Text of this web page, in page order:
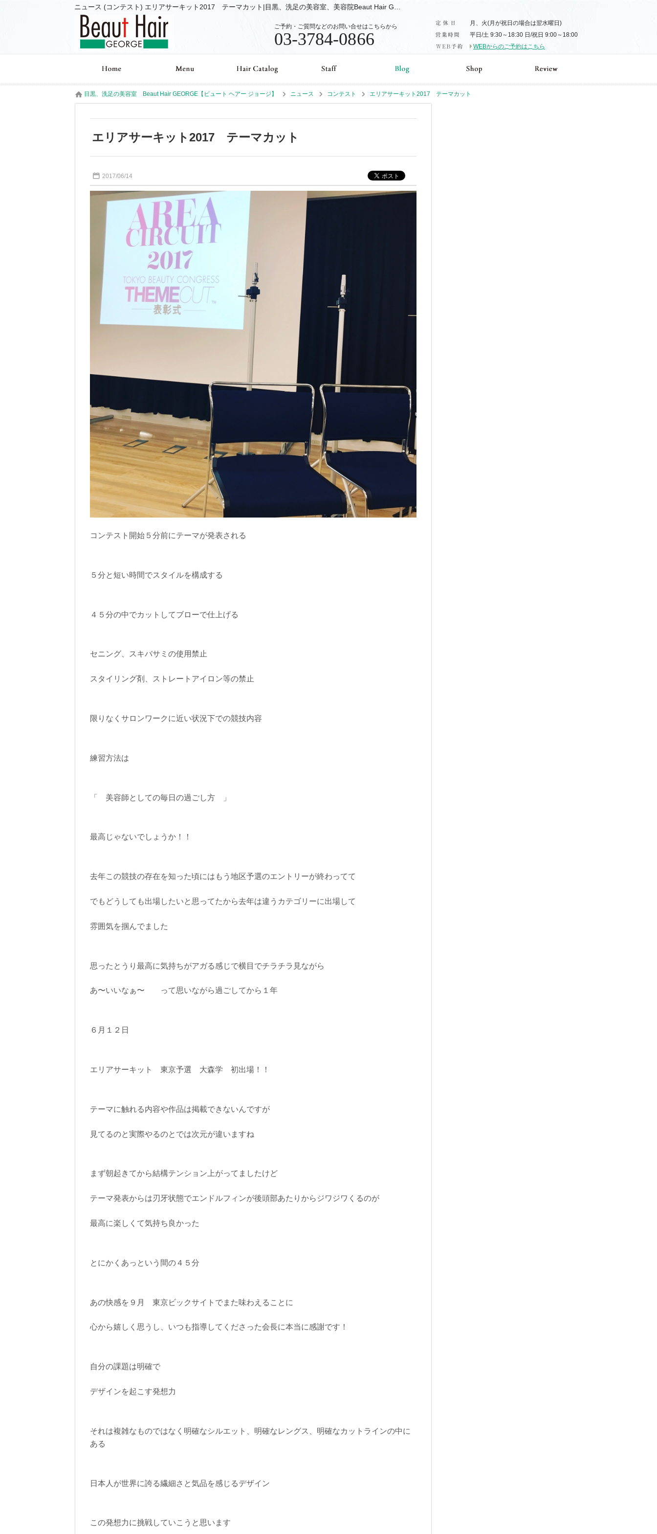
月、火(月が祝日の場合は翌水曜日)
平日/土 9:30～18:30 日/祝日 9:00～18:00
WEBからのご予約はこちら
ご予約・ご質問などのお問い合せはこちらから
03-3784-0866
目黒、洗足の美容室 Beaut Hair GEORGE【ビュート ヘアー ジョージ】 ニュース コンテスト エリアサーキット2017 テーマカット
エリアサーキット2017 テーマカット
2017/06/14
コンテスト開始５分前にテーマが発表される
５分と短い時間でスタイルを構成する
４５分の中でカットしてブローで仕上げる
セニング、スキバサミの使用禁止
スタイリング剤、ストレートアイロン等の禁止
限りなくサロンワークに近い状況下での競技内容
練習方法は
「 美容師としての毎日の過ごし方 」
最高じゃないでしょうか！！
去年この競技の存在を知った頃にはもう地区予選のエントリーが終わってて
でもどうしても出場したいと思ってたから去年は違うカテゴリーに出場して
雰囲気を掴んでました
思ったとうり最高に気持ちがアガる感じで横目でチラチラ見ながら
あ〜いいなぁ〜 って思いながら過ごしてから１年
６月１２日
エリアサーキット 東京予選 大森学 初出場！！
テーマに触れる内容や作品は掲載できないんですが
見てるのと実際やるのとでは次元が違いますね
まず朝起きてから結構テンション上がってましたけど
テーマ発表からは刃牙状態でエンドルフィンが後頭部あたりからジワジワくるのが
最高に楽しくて気持ち良かった
とにかくあっという間の４５分
あの快感を９月 東京ビックサイトでまた味わえることに
心から嬉しく思うし、いつも指導してくださった会長に本当に感謝です！
自分の課題は明確で
デザインを起こす発想力
それは複雑なものではなく明確なシルエット、明確なレングス、明確なカットラインの中に
ある
日本人が世界に誇る繊細さと気品を感じるデザイン
この発想力に挑戦していこうと思います